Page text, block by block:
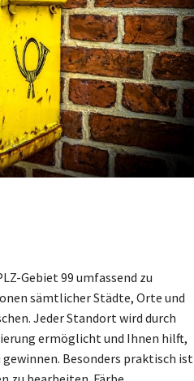
Gebiet 99 umfassend zu
sämtlicher Städte, Orte und
Jeder Standort wird durch
ermöglicht und Ihnen hilft,
Besonders praktisch ist